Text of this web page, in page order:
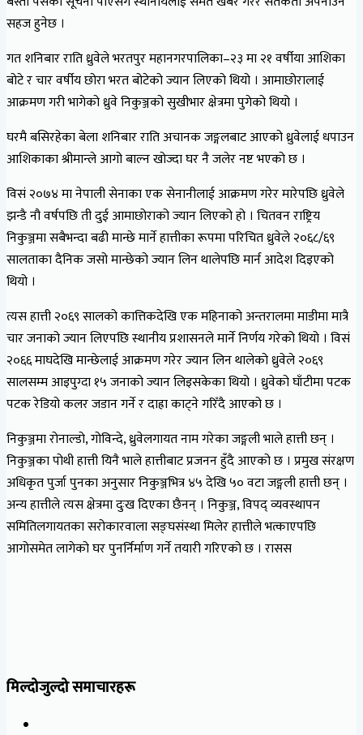
सहज हुनेछ ।
गत शनिबार राति ध्रुवेले भरतपुर महानगरपालिका–२३ मा २१ वर्षीया आशिका
बोटे र चार वर्षीय छोरा भरत बोटेको ज्यान लिएको थियो । आमाछोरालाई
आक्रमण गरी भागेको ध्रुवे निकुञ्जको सुखीभार क्षेत्रमा पुगेको थियो ।
घरमै बसिरहेका बेला शनिबार राति अचानक जङ्गलबाट आएको ध्रुवेलाई धपाउन
आशिकाका श्रीमान्ले आगो बाल्न खोज्दा घर नै जलेर नष्ट भएको छ ।
विसं २०७४ मा नेपाली सेनाका एक सेनानीलाई आक्रमण गरेर मारेपछि ध्रुवेले
झन्डै नौ वर्षपछि ती दुई आमाछोराको ज्यान लिएको हो । चितवन राष्ट्रिय
निकुञ्जमा सबैभन्दा बढी मान्छे मार्ने हात्तीका रूपमा परिचित ध्रुवेले २०६८/६९
सालताका दैनिक जसो मान्छेको ज्यान लिन थालेपछि मार्न आदेश दिइएको
थियो ।
त्यस हात्ती २०६९ सालको कात्तिकदेखि एक महिनाको अन्तरालमा माडीमा मात्रै
चार जनाको ज्यान लिएपछि स्थानीय प्रशासनले मार्ने निर्णय गरेको थियो । विसं
२०६६ माघदेखि मान्छेलाई आक्रमण गरेर ज्यान लिन थालेको ध्रुवेले २०६९
सालसम्म आइपुग्दा १५ जनाको ज्यान लिइसकेका थियो । ध्रुवेको घाँटीमा पटक
पटक रेडियो कलर जडान गर्ने र दाह्रा काट्ने गरिँदै आएको छ ।
निकुञ्जमा रोनाल्डो, गोविन्दे, ध्रुवेलगायत नाम गरेका जङ्गली भाले हात्ती छन् ।
निकुञ्जका पोथी हात्ती यिनै भाले हात्तीबाट प्रजनन हुँदै आएको छ । प्रमुख संरक्षण
अधिकृत पुर्जा पुनका अनुसार निकुञ्जभित्र ४५ देखि ५० वटा जङ्गली हात्ती छन् ।
अन्य हात्तीले त्यस क्षेत्रमा दुःख दिएका छैनन् । निकुञ्ज, विपद् व्यवस्थापन
समितिलगायतका सरोकारवाला सङ्घसंस्था मिलेर हात्तीले भत्काएपछि
आगोसमेत लागेको घर पुनर्निर्माण गर्ने तयारी गरिएको छ । रासस
मिल्दोजुल्दो समाचारहरू